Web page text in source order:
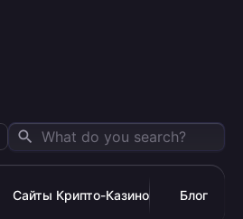
Сайты Крипто-Казино Блог